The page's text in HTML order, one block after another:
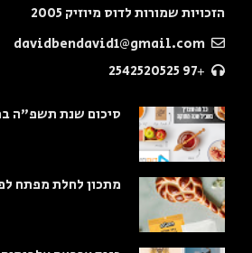
הזכויות שמורות לדוס מיוזיק 2005
+97 2542520525
סיכום שנת תשפ"ה
מתכון לחלת מפתח